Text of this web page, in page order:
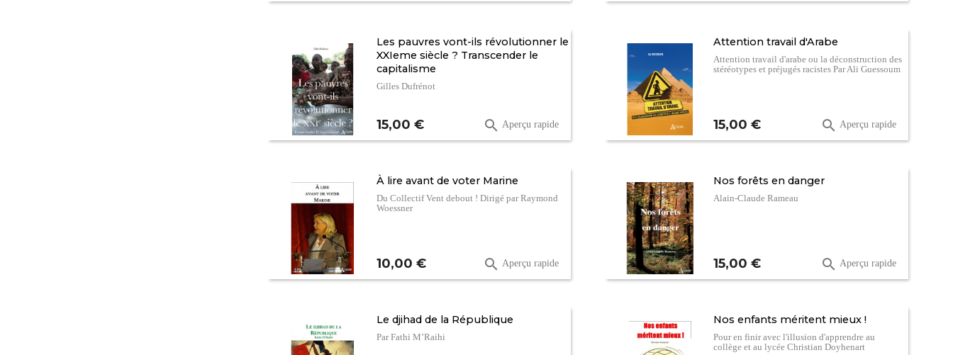
Les pauvres vont-ils révolutionner le
XXIeme siècle ? Transcender le
capitalisme
Gilles Dufrénot
Prix
15,00 €  Aperçu rapide
Attention travail d'Arabe
Attention travail d'arabe ou la déconstruction des
stéréotypes et préjugés racistes Par Ali Guessoum
Prix
15,00 €  Aperçu rapide
À lire avant de voter Marine
Du Collectif Vent debout ! Dirigé par Raymond
Woessner
Prix
10,00 €  Aperçu rapide
Nos forêts en danger
Alain-Claude Rameau
Prix
15,00 €  Aperçu rapide
Le djihad de la République
Par Fathi M’Raihi
Nos enfants méritent mieux !
Pour en finir avec l'illusion d'apprendre au
collège et au lycée Christian Doyhenart